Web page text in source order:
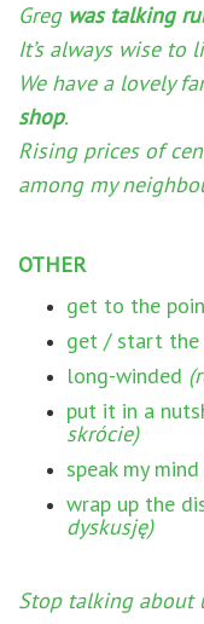
Greg was talking
It’s always wise to
We have a lovely
shop.
Rising prices of
among my
OTHER
get to the
get / start
long-winded
put it in a
skrócie)
speak my mind
wrap up the
dyskusję)
Stop talking